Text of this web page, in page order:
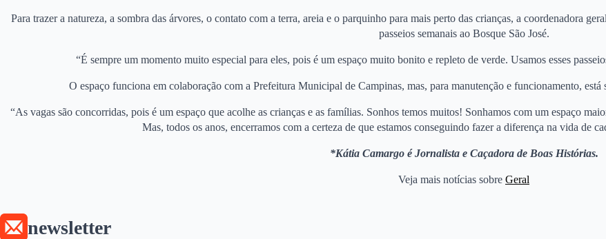
Para trazer a natureza, a sombra das árvores, o contato com a terra, areia e o parquinho para mais perto das crianças, a coordenadora
passeios semanais ao Bosque São José.
“É sempre um momento muito especial para eles, pois é um espaço muito bonito e repleto de verde. Usamos esses
O espaço funciona em colaboração com a Prefeitura Municipal de Campinas, mas, para manutenção e funcionamento, está
“As vagas são concorridas, pois é um espaço que acolhe as crianças e as famílias. Sonhos temos muitos! Sonhamos com um espaço
Mas, todos os anos, encerramos com a certeza de que estamos conseguindo fazer a diferença na vida de
*Kátia Camargo é Jornalista e Caçadora de Boas Histórias.
Veja mais notícias sobre Geral
newsletter